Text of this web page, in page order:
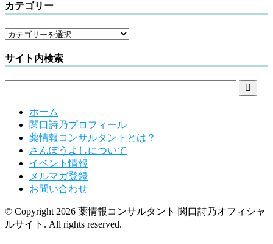
カテゴリー
サイト内検索

ホーム
関口詩乃プロフィール
薬情報コンサルタントとは？
さんぽうよしについて
イベント情報
メルマガ登録
お問い合わせ
© Copyright 2026 薬情報コンサルタント 関口詩乃オフィシャ
ルサイト. All rights reserved.